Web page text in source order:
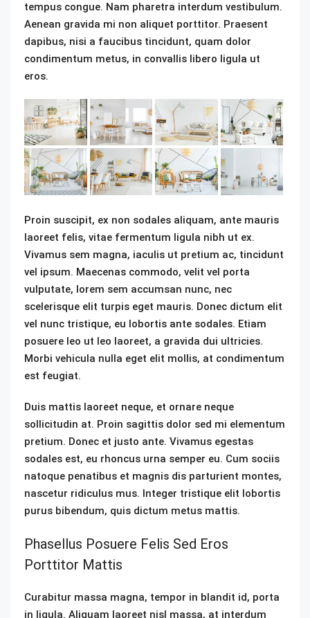
tempus congue. Nam pharetra interdum vestibulum.
Aenean gravida mi non aliquet porttitor. Praesent
dapibus, nisi a faucibus tincidunt, quam dolor
condimentum metus, in convallis libero ligula ut
eros.
Proin suscipit, ex non sodales aliquam, ante mauris
laoreet felis, vitae fermentum ligula nibh ut ex.
Vivamus sem magna, iaculis ut pretium ac, tincidunt
vel ipsum. Maecenas commodo, velit vel porta
vulputate, lorem sem accumsan nunc, nec
scelerisque elit turpis eget mauris. Donec dictum elit
vel nunc tristique, eu lobortis ante sodales. Etiam
posuere leo ut leo laoreet, a gravida dui ultricies.
Morbi vehicula nulla eget elit mollis, at condimentum
est feugiat.
Duis mattis laoreet neque, et ornare neque
sollicitudin at. Proin sagittis dolor sed mi elementum
pretium. Donec et justo ante. Vivamus egestas
sodales est, eu rhoncus urna semper eu. Cum sociis
natoque penatibus et magnis dis parturient montes,
nascetur ridiculus mus. Integer tristique elit lobortis
purus bibendum, quis dictum metus mattis.
Phasellus Posuere Felis Sed Eros
Porttitor Mattis
Curabitur massa magna, tempor in blandit id, porta
in ligula. Aliquam laoreet nisl massa, at interdum